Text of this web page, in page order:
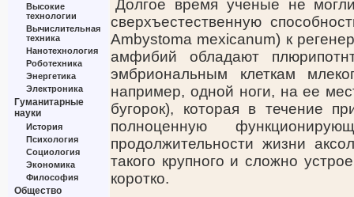
Высокие
технологии
Вычислительная
техника
Нанотехнология
Роботехника
Энергетика
Электроника
Гуманитарные
науки
История
Психология
Социология
Экономика
Философия
Общество
Долгое время ученые не
сверхъестественную
Ambystoma mexicanum) к
амфибий обладают
эмбриональным клеткам
например, одной ноги, на ее
бугорок), которая в течение
полноценную
продолжительности жизни
такого крупного и сложно
коротко.